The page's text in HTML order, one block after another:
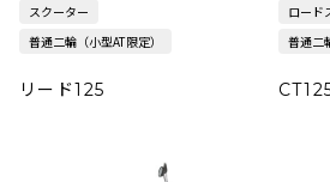
スクーター
普通二輪（小型AT限定）
リード125
ロード
普通二